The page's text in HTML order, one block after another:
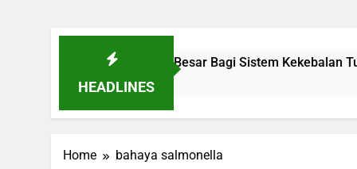
HEADLINES
Kecil Dengan Peran Besar Bagi Sistem Kekebalan
Home bahaya salmonella